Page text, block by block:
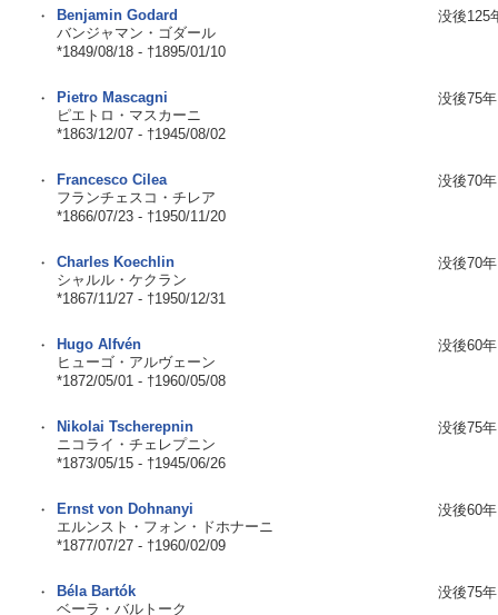
・
Benjamin Godard
バンジャマン・ゴダール
*1849/08/18 - †1895/01/10
没後125
・
Pietro Mascagni
ピエトロ・マスカーニ
*1863/12/07 - †1945/08/02
没後75年
・
Francesco Cilea
フランチェスコ・チレア
*1866/07/23 - †1950/11/20
没後70年
・
Charles Koechlin
シャルル・ケクラン
*1867/11/27 - †1950/12/31
没後70年
・
Hugo Alfvén
ヒューゴ・アルヴェーン
*1872/05/01 - †1960/05/08
没後60年
・
Nikolai Tscherepnin
ニコライ・チェレプニン
*1873/05/15 - †1945/06/26
没後75年
・
Ernst von Dohnanyi
エルンスト・フォン・ドホナーニ
*1877/07/27 - †1960/02/09
没後60年
・
Béla Bartók
ベーラ・バルトーク
没後75年